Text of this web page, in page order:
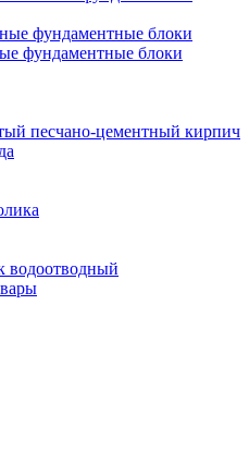
фундаментные блоки
фундаментные блоки
песчано-цементный кирпич
водоотводный